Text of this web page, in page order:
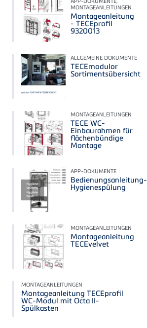
MONTAGEANLEITUNGEN
Montageanleitung
- TECEprofil
9320013
ALLGEMEINE DOKUMENTE
TECEmodulor
Sortimentsübersicht
MONTAGEANLEITUNGEN
TECE WC-
Einbaurahmen für
flächenbündige
Montage
APP-DOKUMENTE
Bedienungsanleitung-
Hygienespülung
MONTAGEANLEITUNGEN
Montageanleitung
TECEvelvet
MONTAGEANLEITUNGEN
Montageanleitung TECEprofil
WC-Modul mit Octa II-
Spülkasten